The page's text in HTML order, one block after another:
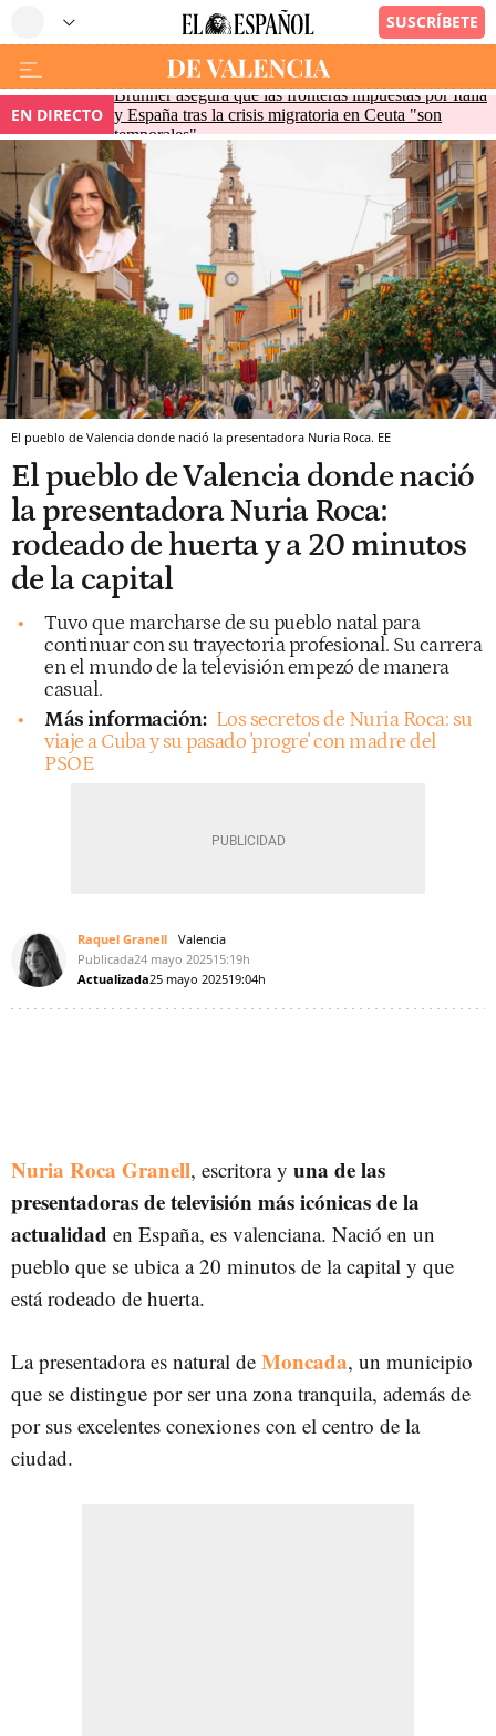
EN DIRECTO
Brunner asegura que las fronteras impuestas por Italia
y España tras la crisis migratoria en Ceuta "son
temporales"
El pueblo de Valencia donde nació la presentadora Nuria Roca. EE
El pueblo de Valencia donde nació
la presentadora Nuria Roca:
rodeado de huerta y a 20 minutos
de la capital
Tuvo que marcharse de su pueblo natal para
continuar con su trayectoria profesional. Su carrera
en el mundo de la televisión empezó de manera
casual.
Más información: Los secretos de Nuria Roca: su
viaje a Cuba y su pasado 'progre' con madre del
PSOE
Raquel Granell
Valencia
Publicada24 mayo 202515:19h
Actualizada25 mayo 202519:04h
Nuria Roca Granell, escritora y una de las
presentadoras de televisión más icónicas de la
actualidad en España, es valenciana. Nació en un
pueblo que se ubica a 20 minutos de la capital y que
está rodeado de huerta.
La presentadora es natural de Moncada, un municipio
que se distingue por ser una zona tranquila, además de
por sus excelentes conexiones con el centro de la
ciudad.